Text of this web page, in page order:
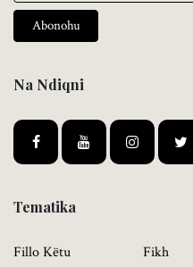
Abonohu
Na Ndiqni
Tematika
Fillo Këtu Fikh